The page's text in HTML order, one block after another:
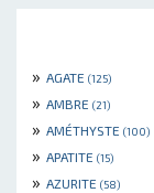
» AGATE (125)
» AMBRE (21)
» AMÉTHYSTE (100)
» APATITE (15)
» AZURITE (58)